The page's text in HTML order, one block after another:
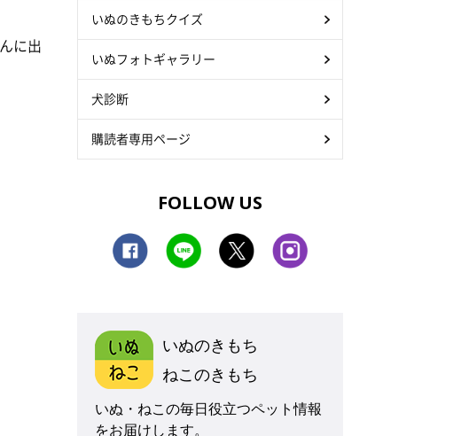
に出
いぬのきもちクイズ
いぬフォトギャラリー
犬診断
購読者専用ページ
FOLLOW US
いぬのきもち
ねこのきもち
いぬ・ねこの毎日役立つペット情報
をお届けします。